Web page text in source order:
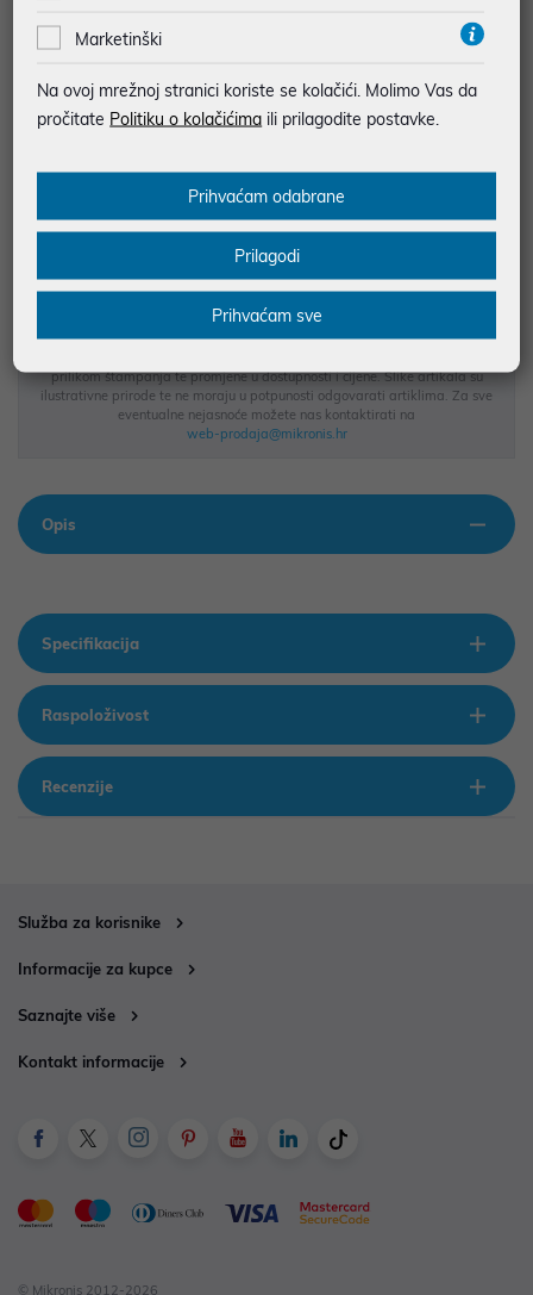
najam za pravne osobe od 12 do 36 mj. već od
Vidi detalje Pošalji upit
BESPLATNA DOSTAVA ZA NARUDŽBE IZNAD 66,36€
MOGUĆNOST PLAĆANJA NA RATE
Podaci uz artikle su prezentirani u dobroj namjeri. Mikronis d.o.o. ne
prilikom štampanja te promjene u dostupnosti i cijene. Slike artikala su
ilustrativne prirode te ne moraju u potpunosti odgovarati artiklima. Za sve
eventualne nejasnoće možete nas kontaktirati na
web-prodaja@mikronis.hr
Opis
Specifikacija
Raspoloživost
Recenzije
Služba za korisnike
Informacije za kupce
Saznajte više
Kontakt informacije
© Mikronis 2012-2026
Marketinški
Na ovoj mrežnoj stranici koriste se kolačići. Molimo Vas da
pročitate Politiku o kolačićima ili prilagodite postavke.
Prihvaćam odabrane
Prilagodi
Prihvaćam sve